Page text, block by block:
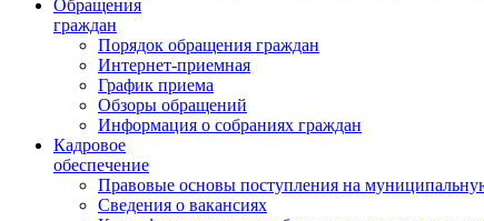
Обращения
граждан
Порядок обращения граждан
Интернет-приемная
График приема
Обзоры обращений
Информация о собраниях граждан
Кадровое
обеспечение
Правовые основы поступления на
Сведения о вакансиях